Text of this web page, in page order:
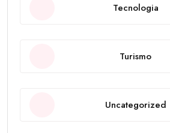
Tecnologia
Turismo
Uncategorized